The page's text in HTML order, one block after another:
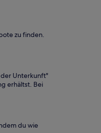
zu finden.
Unterkunft"
erhältst. Bei
du wie